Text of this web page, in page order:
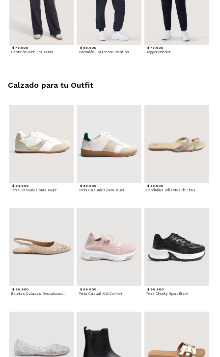
$ 79.900
Pantalón Wide Leg Burda
$ 89.900
Pantalón Jogger con Bolsillos Cargo
$ 79.900
Jogger Unicolor
$ 94.900
Tenis Casuales para Mujer
$ 89.900
Tenis Casuales para Mujer
$ 59.900
Sandalias Brillantes de Tiras
$ 69.900
Baletas Caladas Destalonadas
$ 89.900
Tenis Casual Knit Comfort
$ 99.900
Tenis Chunky Sport Black
Calzado para tu Outfit